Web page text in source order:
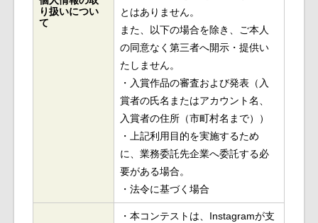
り扱いについ
て
とはありません。
また、以下の場合を除き、ご本人
の同意なく第三者へ開示・提供い
たしません。
・入賞作品の審査および発表（入
賞者の氏名またはアカウント名、
入賞者の住所（市町村名まで））
・上記利用目的を実施するため
に、業務委託先企業へ委託する必
要がある場合。
・法令に基づく場合
・本コンテストは、Instagramが支